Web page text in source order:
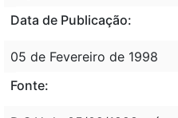
Data de Publicação:
05 de Fevereiro de 1998
Fonte: